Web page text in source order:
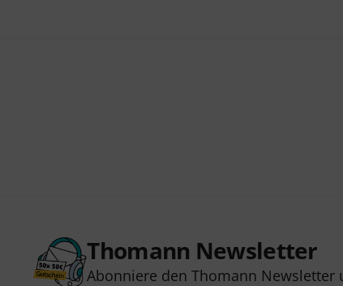
Thomann Newsletter
Abonniere den Thomann Newsletter